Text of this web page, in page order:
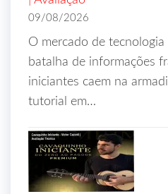
09/08/2026
O mercado de
batalha de informações
iniciantes caem na
tutorial em…